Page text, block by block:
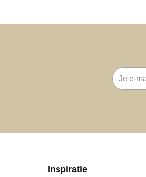
E-
mailadres
Inspiratie